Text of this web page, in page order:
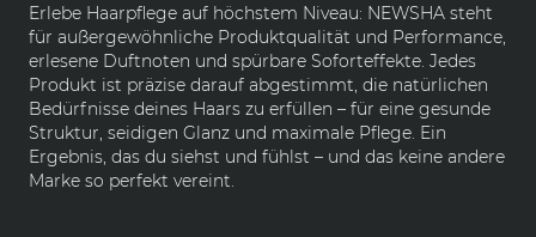
Erlebe Haarpflege auf höchstem Niveau: NEWSHA steht
für außergewöhnliche Produktqualität und Performance,
erlesene Duftnoten und spürbare Soforteffekte. Jedes
Produkt ist präzise darauf abgestimmt, die natürlichen
Bedürfnisse deines Haars zu erfüllen – für eine gesunde
Struktur, seidigen Glanz und maximale Pflege. Ein
Ergebnis, das du siehst und fühlst – und das keine andere
Marke so perfekt vereint.